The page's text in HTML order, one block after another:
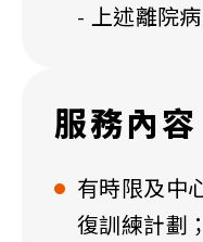
- 上述離院
服務內容
有時限及中
復訓練計劃；